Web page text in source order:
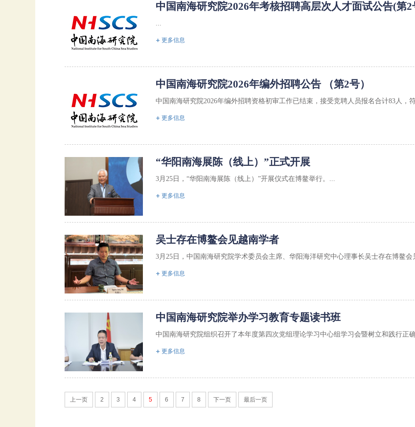
中国南海研究院2026年考核招聘高层次人才面试公告(第2
...
更多信息
中国南海研究院2026年编外招聘公告 （第2号）
中国南海研究院2026年编外招聘资格初审工作已结束，接受竞聘人员报名合计83人，
更多信息
“华阳南海展陈（线上）”正式开展
3月25日，“华阳南海展陈（线上）”开展仪式在博鳌举行。...
更多信息
吴士存在博鳌会见越南学者
3月25日，中国南海研究院学术委员会主席、华阳海洋研究中心理事长吴士存在博鳌
更多信息
中国南海研究院举办学习教育专题读书班
中国南海研究院组织召开了本年度第四次党组理论学习中心组学习会暨树立和践行正
更多信息
上一页 2 3 4 5 6 7 8 下一页 最后一页